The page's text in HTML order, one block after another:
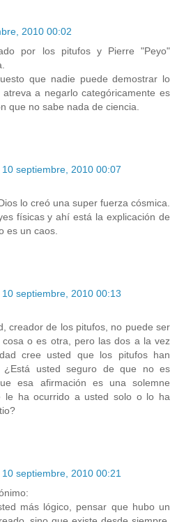
2010 00:02
por los pitufos y Pierre "Peyo"
que nadie puede demostrar lo
a negarlo categóricamente es
que no sabe nada de ciencia.
10 septiembre, 2010 00:07
lo creó una super fuerza cósmica.
físicas y ahí está la explicación de
es un caos.
10 septiembre, 2010 00:13
creador de los pitufos, no puede ser
o es otra, pero las dos a la vez
cree usted que los pitufos han
¿Está usted seguro de que no es
esa afirmación es una solemne
le ha ocurrido a usted solo o lo ha
10 septiembre, 2010 00:21
más lógico, pensar que hubo un